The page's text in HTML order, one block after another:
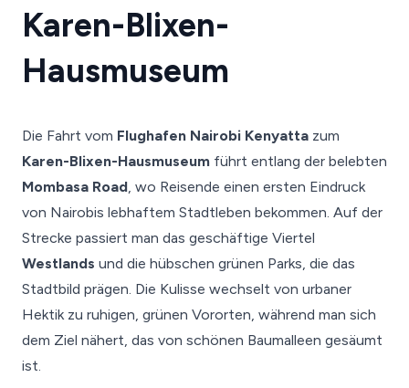
Karen-Blixen-
Hausmuseum
Die Fahrt vom Flughafen Nairobi Kenyatta zum
Karen-Blixen-Hausmuseum führt entlang der belebten
Mombasa Road, wo Reisende einen ersten Eindruck
von Nairobis lebhaftem Stadtleben bekommen. Auf der
Strecke passiert man das geschäftige Viertel
Westlands und die hübschen grünen Parks, die das
Stadtbild prägen. Die Kulisse wechselt von urbaner
Hektik zu ruhigen, grünen Vororten, während man sich
dem Ziel nähert, das von schönen Baumalleen gesäumt
ist.